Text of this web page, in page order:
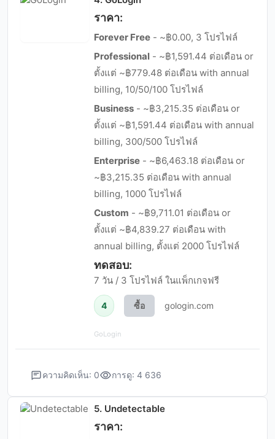
ราคา:
Forever Free - ~฿0.00, 3 โปรไฟล์
Professional - ~฿1,591.44 ต่อเดือน or
ตั้งแต่ ~฿779.48 ต่อเดือน with annual
billing, 10/50/100 โปรไฟล์
Business - ~฿3,215.35 ต่อเดือน or
ตั้งแต่ ~฿1,591.44 ต่อเดือน with annual
billing, 300/500 โปรไฟล์
Enterprise - ~฿6,463.18 ต่อเดือน or
~฿3,215.35 ต่อเดือน with annual
billing, 1000 โปรไฟล์
Custom - ~฿9,711.01 ต่อเดือน or
ตั้งแต่ ~฿4,839.27 ต่อเดือน with
annual billing, ตั้งแต่ 2000 โปรไฟล์
ทดสอบ:
7 วัน / 3 โปรไฟล์ ในแพ็กเกจฟรี
4 ซื้อ gologin.com
GoLogin
ความคิดเห็น: 0 การดู: 4 636
5. Undetectable
ราคา: